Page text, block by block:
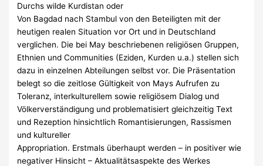
Durchs wilde Kurdistan oder
Von Bagdad nach Stambul von den Beteiligten mit der
heutigen realen Situation vor Ort und in Deutschland
verglichen. Die bei May beschriebenen religiösen Gruppen,
Ethnien und Communities (Eziden, Kurden u.a.) stellen sich
dazu in einzelnen Abteilungen selbst vor. Die Präsentation
belegt so die zeitlose Gültigkeit von Mays Aufrufen zu
Toleranz, interkulturellem sowie religiösem Dialog und
Völkerverständigung und problematisiert gleichzeitig Text
und Rezeption hinsichtlich Romantisierungen, Rassismen
und kultureller
Appropriation. Erstmals überhaupt werden – in positiver wie
negativer Hinsicht – Aktualitätsaspekte des Werkes